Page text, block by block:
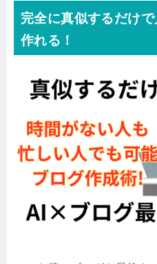
完全に真似するだけ
作れる！